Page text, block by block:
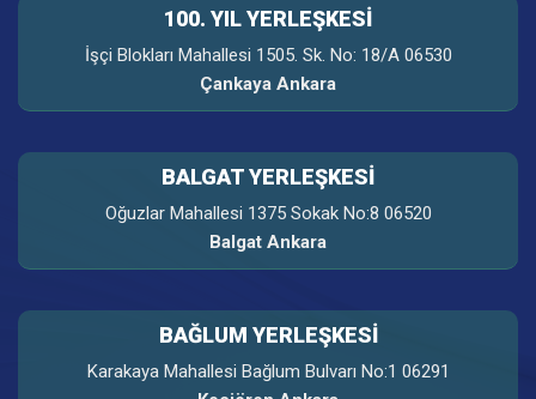
100. YIL YERLEŞKESI
İşçi Blokları Mahallesi 1505. Sk. No: 18/A 06530
Çankaya Ankara
BALGAT YERLEŞKESİ
Oğuzlar Mahallesi 1375 Sokak No:8 06520
Balgat Ankara
BAĞLUM YERLEŞKESİ
Karakaya Mahallesi Bağlum Bulvarı No:1 06291